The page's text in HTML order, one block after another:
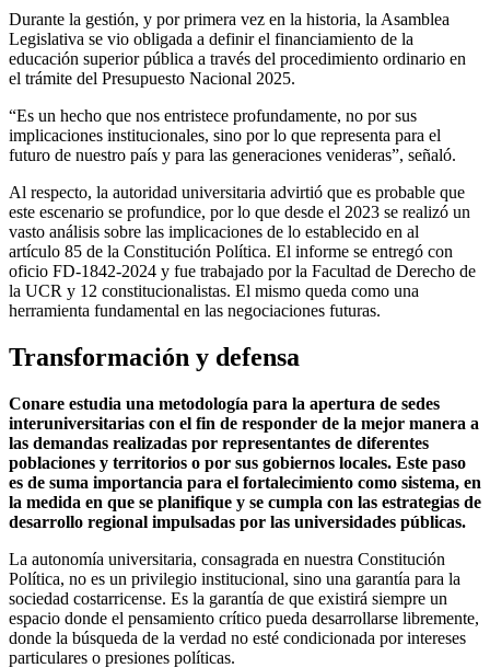
Durante la gestión, y por primera vez en la historia, la Asamblea
Legislativa se vio obligada a definir el financiamiento de la
educación superior pública a través del procedimiento ordinario en
el trámite del Presupuesto Nacional 2025.
“Es un hecho que nos entristece profundamente, no por sus
implicaciones institucionales, sino por lo que representa para el
futuro de nuestro país y para las generaciones venideras”, señaló.
Al respecto, la autoridad universitaria advirtió que es probable que
este escenario se profundice, por lo que desde el 2023 se realizó un
vasto análisis sobre las implicaciones de lo establecido en al
artículo 85 de la Constitución Política. El informe se entregó con
oficio FD-1842-2024 y fue trabajado por la Facultad de Derecho de
la UCR y 12 constitucionalistas. El mismo queda como una
herramienta fundamental en las negociaciones futuras.
Transformación y defensa
Conare estudia una metodología para la apertura de sedes
interuniversitarias con el fin de responder de la mejor manera a
las demandas realizadas por representantes de diferentes
poblaciones y territorios o por sus gobiernos locales. Este paso
es de suma importancia para el fortalecimiento como sistema, en
la medida en que se planifique y se cumpla con las estrategias de
desarrollo regional impulsadas por las universidades públicas.
La autonomía universitaria, consagrada en nuestra Constitución
Política, no es un privilegio institucional, sino una garantía para la
sociedad costarricense. Es la garantía de que existirá siempre un
espacio donde el pensamiento crítico pueda desarrollarse libremente,
donde la búsqueda de la verdad no esté condicionada por intereses
particulares o presiones políticas.